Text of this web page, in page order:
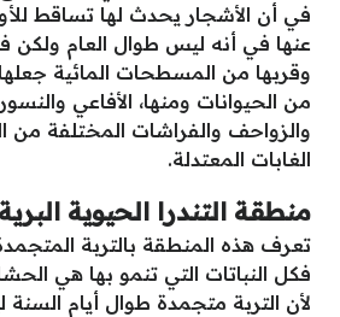
في أن الأشجار يحدث لها تساقط
عنها في أنه ليس طوال العام ولكن
وقربها من المسطحات المائية
من الحيوانات ومنها، الأفاعي
والزواحف والفراشات المختلفة من
الغابات المعتدلة.
منطقة التندرا الحيوية البرية
تعرف هذه المنطقة بالتربة المتجمدة
فكل النباتات التي تنمو بها هي
لأن التربة متجمدة طوال أيام